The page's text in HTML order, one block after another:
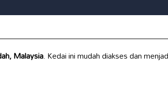
Malaysia. Kedai ini mudah diakses dan